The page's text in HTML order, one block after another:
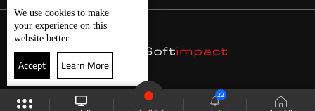
22
We use cookies to make
your experience on this
website better.
Accept Learn More